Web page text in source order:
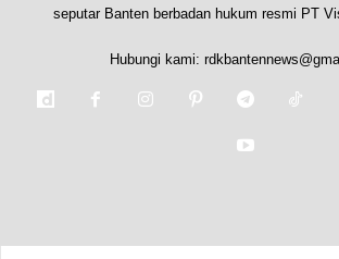
seputar Banten berbadan hukum resmi PT
Hubungi kami: